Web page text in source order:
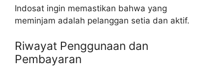
Indosat ingin memastikan bahwa yang
meminjam adalah pelanggan setia dan aktif.
Riwayat Penggunaan dan
Pembayaran